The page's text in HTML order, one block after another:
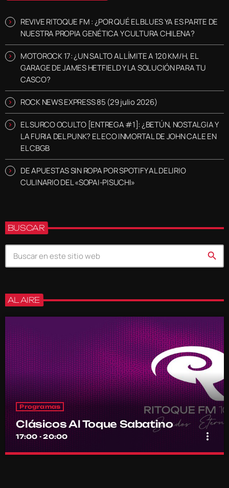
REVIVE RITOQUE FM : ¿POR QUÉ EL BLUES YA ES PARTE DE
NUESTRA PROPIA GENÉTICA Y CULTURA CHILENA?
MOTOROCK 17: ¿UN SALTO AL LÍMITE A 120 KM/H, EL
GARAGE DE JAMES HETFIELD Y LA SOLUCIÓN PARA TU
CASCO?
ROCK NEWS EXPRESS 85 (29 julio 2026)
EL SURCO OCULTO [ENTREGA #1]: ¿BETÚN, NOSTALGIA Y
LA FURIA DEL PUNK? EL ECO INMORTAL DE JOHN CALE EN
EL CBGB
DE APUESTAS SIN ROPA POR SPOTIFY AL DELIRIO
CULINARIO DEL «SOPAI-PISUCHI»
BUSCAR
search
AL AIRE
Programas
Clásicos Al Toque Sabatino
17:00 - 20:00 more_vert